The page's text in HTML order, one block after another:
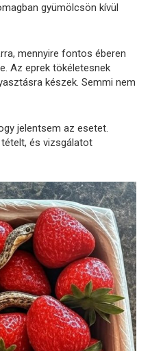
gyümölcsön kívül
mennyire fontos éberen
Az eprek tökéletesnek
készek. Semmi nem
jelentsem az esetet.
és vizsgálatot